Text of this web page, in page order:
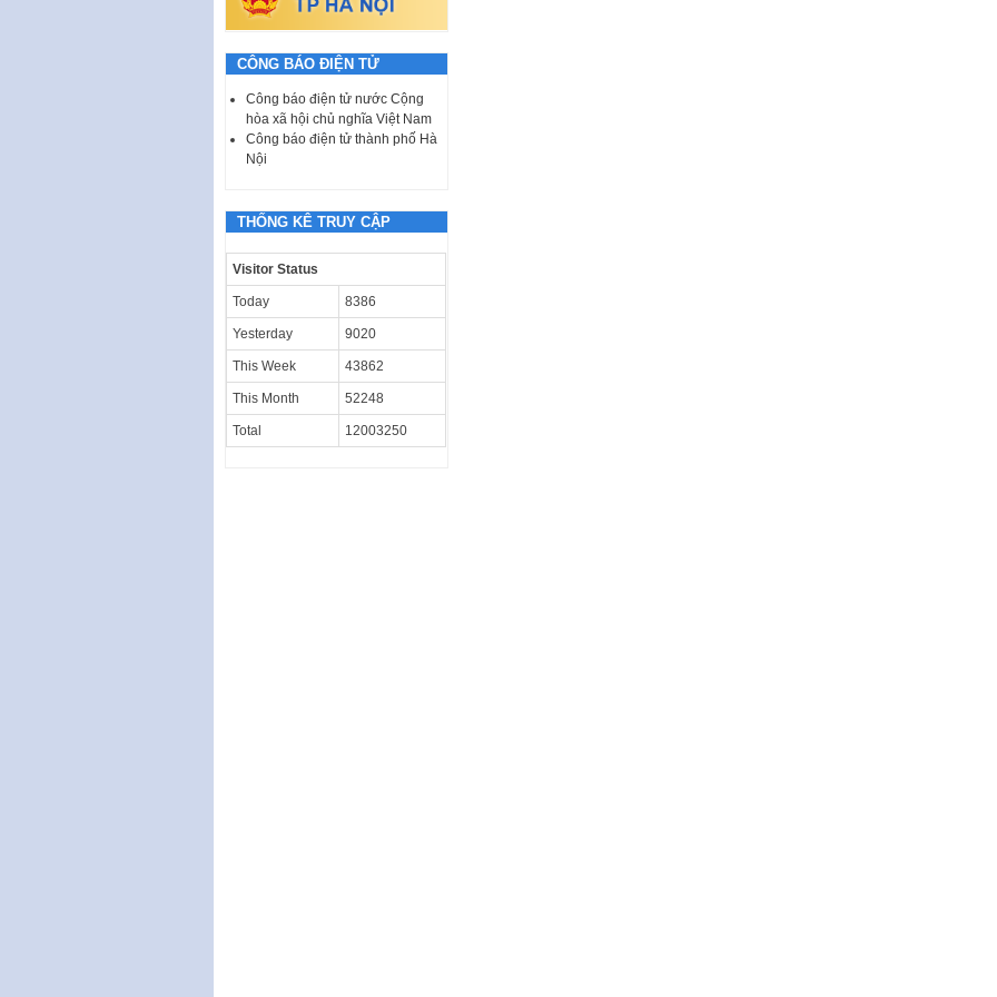
CÔNG BÁO ĐIỆN TỬ
Công báo điện tử nước Cộng
hòa xã hội chủ nghĩa Việt Nam
Công báo điện tử thành phố Hà
Nội
THỐNG KÊ TRUY CẬP
Visitor Status
Today 8386
Yesterday 9020
This Week 43862
This Month 52248
Total 12003250